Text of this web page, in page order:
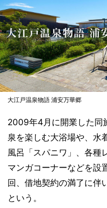
大江戸温泉物語 浦安万華郷
2009年4月に開業した同
泉を楽しむ大浴場や、水
風呂「スパニワ」、各種
マンガコーナーなどを設
回、借地契約の満了に伴
という。